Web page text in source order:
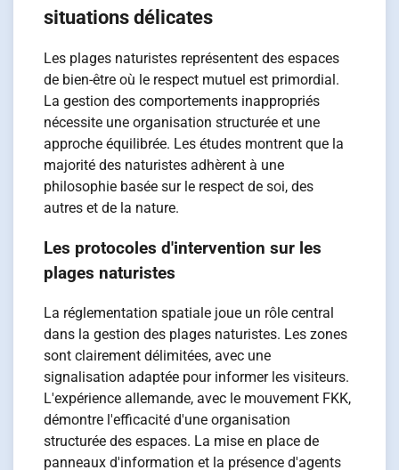
situations délicates
Les plages naturistes représentent des espaces
de bien-être où le respect mutuel est primordial.
La gestion des comportements inappropriés
nécessite une organisation structurée et une
approche équilibrée. Les études montrent que la
majorité des naturistes adhèrent à une
philosophie basée sur le respect de soi, des
autres et de la nature.
Les protocoles d'intervention sur les
plages naturistes
La réglementation spatiale joue un rôle central
dans la gestion des plages naturistes. Les zones
sont clairement délimitées, avec une
signalisation adaptée pour informer les visiteurs.
L'expérience allemande, avec le mouvement FKK,
démontre l'efficacité d'une organisation
structurée des espaces. La mise en place de
panneaux d'information et la présence d'agents